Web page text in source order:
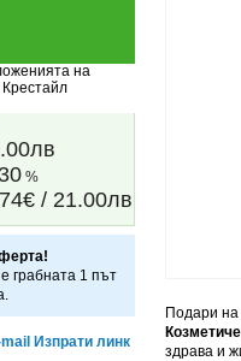
Подари на
здрава и
на
30 %
/ 21.00лв
грабната 1 път
Изпрати линк